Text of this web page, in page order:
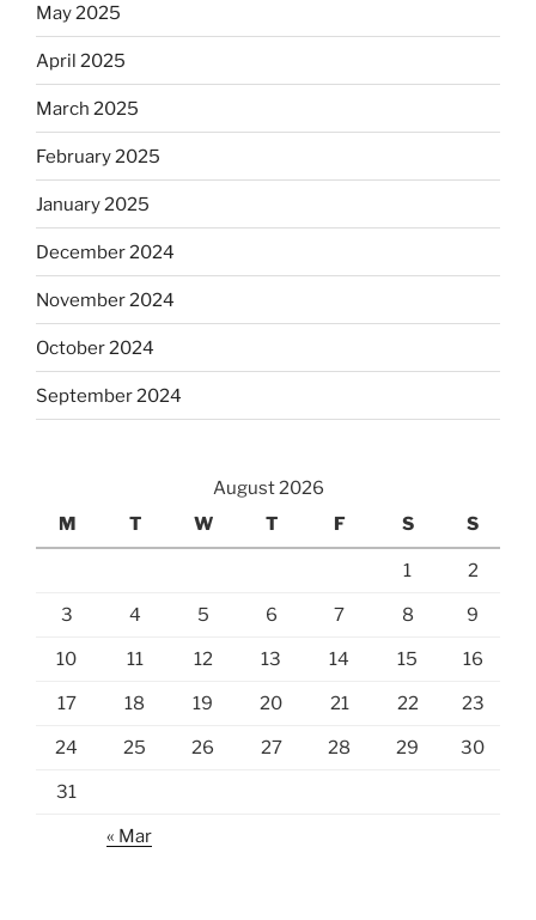
May 2025
April 2025
March 2025
February 2025
January 2025
December 2024
November 2024
October 2024
September 2024
August 2026
M
T W T F S S
1 2
3 4 5 6 7 8 9
10 11 12 13 14 15 16
17 18 19 20 21 22 23
24 25 26 27 28 29 30
31
« Mar